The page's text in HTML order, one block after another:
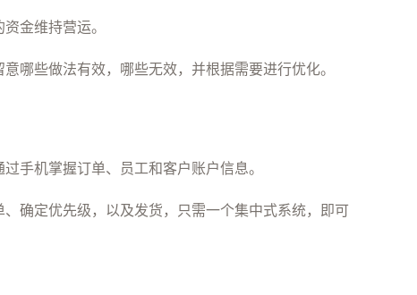
金维持营运。
意哪些做法有效，哪些无效，并根据需要进行优化。
过手机掌握订单、员工和客户账户信息。
、确定优先级，以及发货，只需一个集中式系统，即可